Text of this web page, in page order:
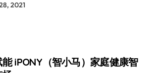
2021
iPONY（智小马）家庭健康智